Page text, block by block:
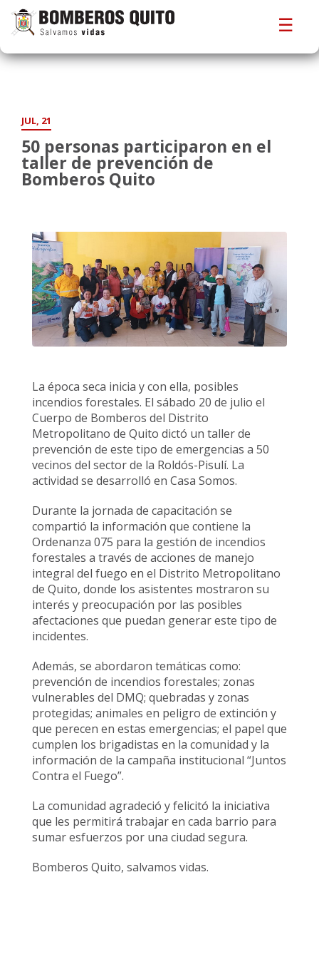
☰
JUL, 21
50 personas participaron en el
taller de prevención de
Bomberos Quito
La época seca inicia y con ella, posibles
incendios forestales. El sábado 20 de julio el
Cuerpo de Bomberos del Distrito
Metropolitano de Quito dictó un taller de
prevención de este tipo de emergencias a 50
vecinos del sector de la Roldós-Pisulí. La
actividad se desarrolló en Casa Somos.
Durante la jornada de capacitación se
compartió la información que contiene la
Ordenanza 075 para la gestión de incendios
forestales a través de acciones de manejo
integral del fuego en el Distrito Metropolitano
de Quito, donde los asistentes mostraron su
interés y preocupación por las posibles
afectaciones que puedan generar este tipo de
incidentes.
Además, se abordaron temáticas como:
prevención de incendios forestales; zonas
vulnerables del DMQ; quebradas y zonas
protegidas; animales en peligro de extinción y
que perecen en estas emergencias; el papel que
cumplen los brigadistas en la comunidad y la
información de la campaña institucional “Juntos
Contra el Fuego”.
La comunidad agradeció y felicitó la iniciativa
que les permitirá trabajar en cada barrio para
sumar esfuerzos por una ciudad segura.
Bomberos Quito, salvamos vidas.